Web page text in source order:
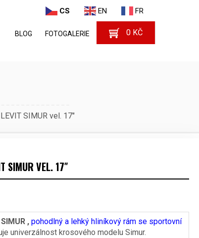
CS EN FR
BLOG FOTOGALERIE 0 KČ
SIMUR vel. 17″
SIMUR VEL. 17″
, pohodlný a lehký hliníkový rám se sportovní
univerzálnost krosového modelu Simur.